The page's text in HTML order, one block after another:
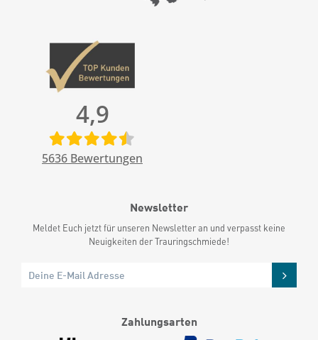
4,9
5636 Bewertungen
Newsletter
Meldet Euch jetzt für unseren Newsletter an und verpasst keine
Neuigkeiten der Trauringschmiede!
Zahlungsarten